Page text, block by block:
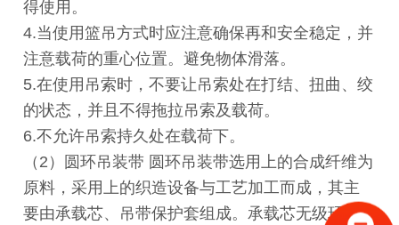
得使用。
4.当使用篮吊方式时应注意确保再和安全稳定，并
注意载荷的重心位置。避免物体滑落。
5.在使用吊索时，不要让吊索处在打结、扭曲、绞
的状态，并且不得拖拉吊索及载荷。
6.不允许吊索持久处在载荷下。
（2）圆环吊装带 圆环吊装带选用上的合成纤维为
原料，采用上的织造设备与工艺加工而成，其主
要由承载芯、吊带保护套组成。承载芯无级环绕